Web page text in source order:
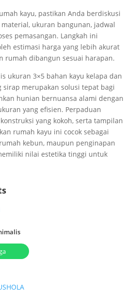
kayu, pastikan Anda berdiskusi
ukuran bangunan, jadwal
pemasangan. Langkah ini
estimasi harga yang lebih akurat
rumah dibangun sesuai harapan.
ukuran 3×5 bahan kayu kelapa dan
sirap merupakan solusi tepat bagi
hunian bernuansa alami dengan
yang efisien. Perpaduan
yang kokoh, serta tampilan
rumah kayu ini cocok sebagai
kebun, maupun penginapan
nilai estetika tinggi untuk